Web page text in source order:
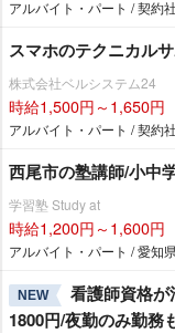
アルバイト・パート / 契約
スマホのテクニカル
株式会社ベルシステム24
時給1,500円～1,650円
アルバイト・パート / 契約
西尾市の塾講師/小中
学習塾 Study at
時給1,200円～1,600円
アルバイト・パート / 愛知県
NEW
看護師資格
1800円/夜勤のみ勤務